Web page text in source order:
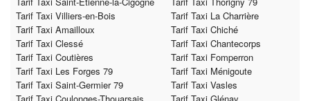
Tarif Taxi Villiers-en-Bois
Tarif Taxi La Charrière
Tarif Taxi Amailloux
Tarif Taxi Chiché
Tarif Taxi Clessé
Tarif Taxi Chantecorps
Tarif Taxi Coutières
Tarif Taxi Fomperron
Tarif Taxi Les Forges 79
Tarif Taxi Ménigoute
Tarif Taxi Saint-Germier 79
Tarif Taxi Vasles